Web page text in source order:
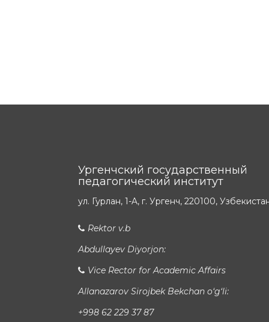
Ургенчский государственный
педагогический институт
ул. Гурлан, 1-A, г. Ургенч, 220100,
Rektor v.b
Abdullayev Diyorjon:
Vice Rector for Academic Affairs
Allanazarov Sirojbek Bekchan o‘g‘li:
+998 62 229 37 87